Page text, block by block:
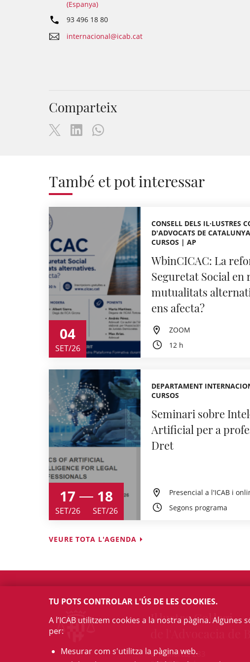
(Espanya)
93 496 18 80
internacional@icab.cat
Comparteix
També et pot interessar
04
SET/26
CONSELL DELS IL·LUSTRES
D'ADVOCATS DE
CURSOS | AP
WbinCICAC: La
Seguretat Social en
mutualitats
ens afecta?
ZOOM
12 h
17
SET/26
18
SET/26
DEPARTAMENT
CURSOS
Seminari sobre
Artificial per a
Dret
Presencial a l'ICAB i
Segons programa
VEURE TOTA L'AGENDA
Il·lustre Col·legi
c/ Mallorca, 283
TU POTS CONTROLAR L'ÚS DE LES COOKIES.
A l’ICAB utilitzem cookies a la nostra pàgina.
per:
Mesurar com s'utilitza la pàgina web.